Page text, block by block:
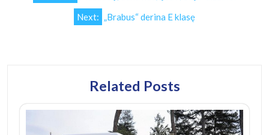
tarp
Next: „Brabus“ derina E klasę
Related Posts